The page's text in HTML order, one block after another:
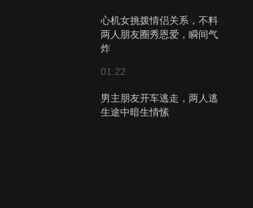
心机女挑拨情侣关系，不料
两人朋友圈秀恩爱，瞬间气
炸
01:22
男主朋友开车逃走，两人逃
生途中暗生情愫